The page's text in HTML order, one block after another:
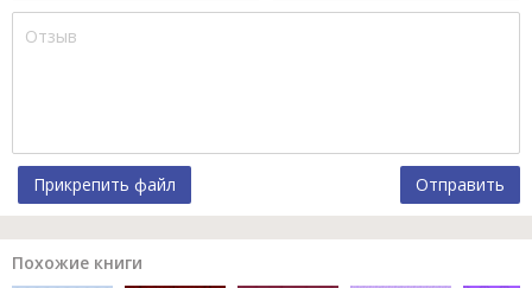
Прикрепить файл Отправить
Похожие книги